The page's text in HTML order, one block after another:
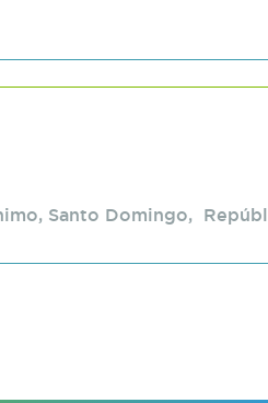
Santo Domingo,